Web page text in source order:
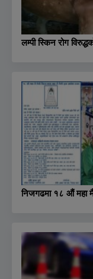
लम्पी स्किन रोग
निजगढमा १८ औं महा